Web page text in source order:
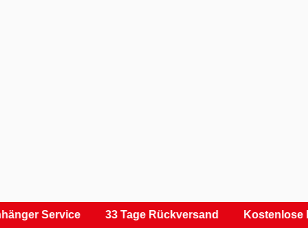
Service 33 Tage Rückversand Kostenlose